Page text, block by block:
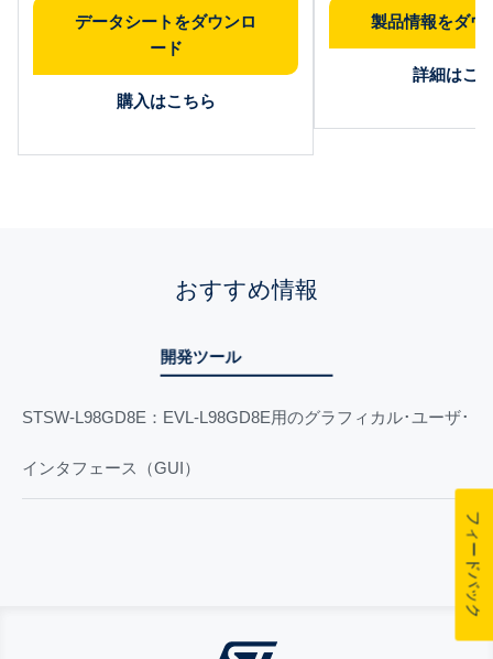
データシートをダウンロ
ード
購入はこちら
製品情報をダウ
詳細はこ
おすすめ情報
開発ツール
STSW-L98GD8E：EVL-L98GD8E用のグラフィカル･ユーザ･
インタフェース（GUI）
フィードバック